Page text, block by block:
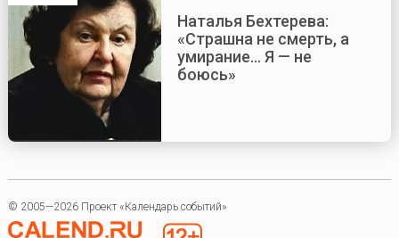
Наталья Бехтерева:
«Страшна не смерть, а
умирание... Я — не
боюсь»
© 2005—2026 Проект «Календарь событий»